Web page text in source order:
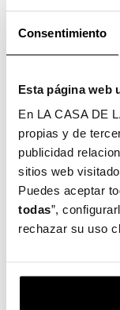
Consentimiento
Esta página web
En LA CASA DE
propias y de
publicidad
sitios web
Puedes aceptar
todas”,
rechazar su uso
húmeda (Wet)
seca (Dry)
PASO 2
Colocamos el
cristal
ajustamos y lo